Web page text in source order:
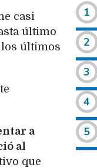
casi
último
los últimos
a
al
que